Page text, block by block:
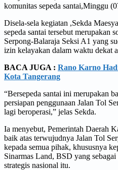
komunitas sepeda santai,Minggu
Disela-sela kegiatan ,Sekda
sepeda santai tersebut merupakan
Serpong-Balaraja Seksi A1 yang
izin kelayakan dalam waktu dekat
BACA JUGA : Rano Karno
Kota Tangerang
“Bersepeda santai ini merupakan
persiapan penggunaan Jalan Tol
lagi beroperasi,” jelas Sekda.
Ia menyebut, Pemerintah Daerah
baik atas terwujudnya Jalan Tol
kepada semua pihak, khususnya
Sinarmas Land, BSD yang
strategis nasional itu.